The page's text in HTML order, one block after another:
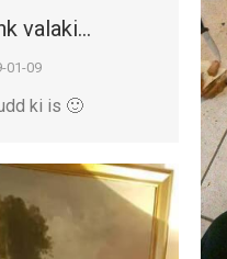
valaki…
01-09
ki is 🙂